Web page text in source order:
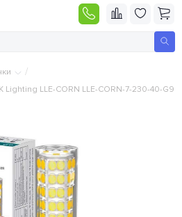
/
Lighting LLE-CORN LLE-CORN-7-230-40-G9